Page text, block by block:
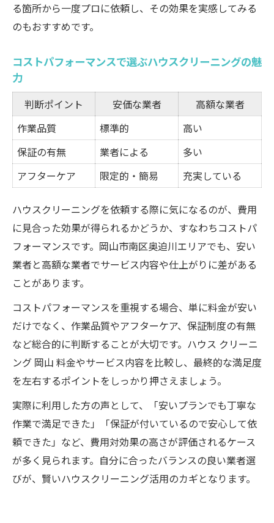
る箇所から一度プロに依頼し、その効果を実感してみる
のもおすすめです。
コストパフォーマンスで選ぶハウスクリーニングの魅
力
判断ポイント 安価な業者
高額な業者
作業品質
標準的
高い
保証の有無
業者による
多い
アフターケア
限定的・簡易 充実している
ハウスクリーニングを依頼する際に気になるのが、費用
に見合った効果が得られるかどうか、すなわちコストパ
フォーマンスです。岡山市南区奥迫川エリアでも、安い
業者と高額な業者でサービス内容や仕上がりに差がある
ことがあります。
コストパフォーマンスを重視する場合、単に料金が安い
だけでなく、作業品質やアフターケア、保証制度の有無
など総合的に判断することが大切です。ハウス クリーニ
ング 岡山 料金やサービス内容を比較し、最終的な満足度
を左右するポイントをしっかり押さえましょう。
実際に利用した方の声として、「安いプランでも丁寧な
作業で満足できた」「保証が付いているので安心して依
頼できた」など、費用対効果の高さが評価されるケース
が多く見られます。自分に合ったバランスの良い業者選
びが、賢いハウスクリーニング活用のカギとなります。